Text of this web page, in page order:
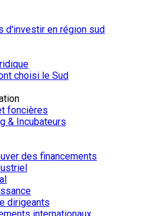
d'investir en région sud
choisi le Sud
foncières
& Incubateurs
des financements
dirigeants